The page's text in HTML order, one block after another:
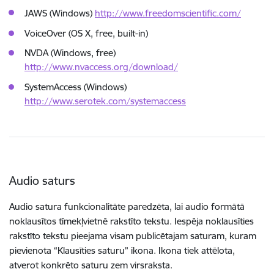
JAWS (Windows) http://www.freedomscientific.com/
VoiceOver (OS X, free, built-in)
NVDA (Windows, free)
http://www.nvaccess.org/download/
SystemAccess (Windows)
http://www.serotek.com/systemaccess
Audio saturs
Audio satura funkcionalitāte paredzēta, lai audio formātā
noklausītos tīmekļvietnē rakstīto tekstu. Iespēja noklausīties
rakstīto tekstu pieejama visam publicētajam saturam, kuram
pievienota “Klausīties saturu” ikona. Ikona tiek attēlota,
atverot konkrēto saturu zem virsraksta.